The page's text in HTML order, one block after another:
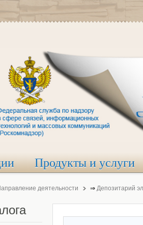
Продукты и услуги
деятельности ⇒ Депозитарий